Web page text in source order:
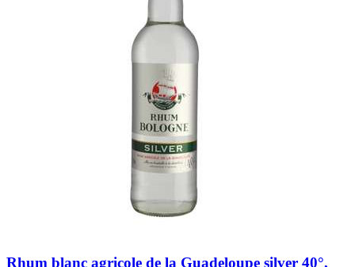
Rhum blanc agricole de la Guadeloupe silver 40°,